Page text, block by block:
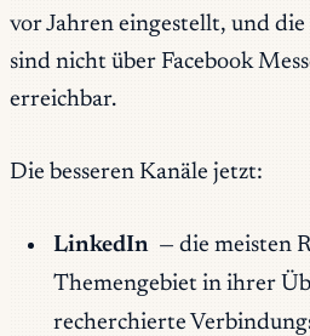
vor Jahren eingestellt, und
sind nicht über Facebook
erreichbar.
Die besseren Kanäle jetzt:
LinkedIn — die meisten
Themengebiet in ihrer
recherchierte